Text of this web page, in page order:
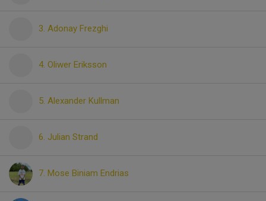
3. Adonay Frezghi
4. Oliwer Eriksson
5. Alexander Kullman
6. Julian Strand
7. Mose Biniam Endrias